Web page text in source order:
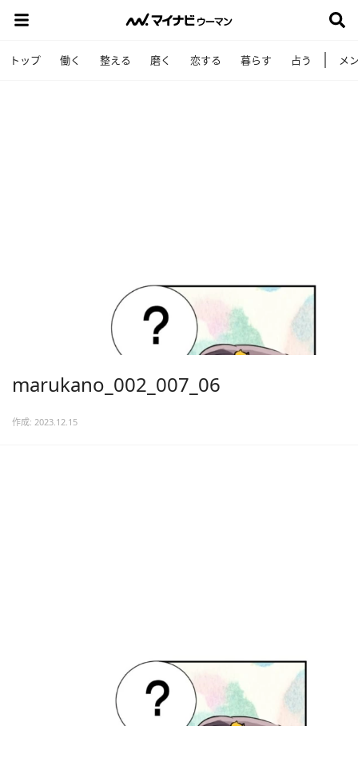
トップ 働く 整える 磨く 恋する 暮らす 占う メ
marukano_002_007_06
作成: 2023.12.15